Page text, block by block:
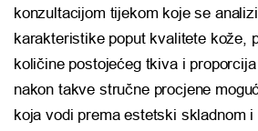
konzultacijom tijekom koje se
karakteristike poput kvalitete kože,
količine postojećeg tkiva i
nakon takve stručne procjene
koja vodi prema estetski skladnom i